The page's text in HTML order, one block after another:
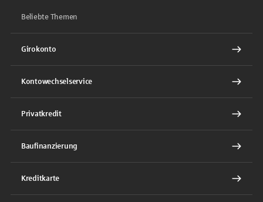
Beliebte Themen
Girokonto
Kontowechselservice
Privatkredit
Baufinanzierung
Kreditkarte